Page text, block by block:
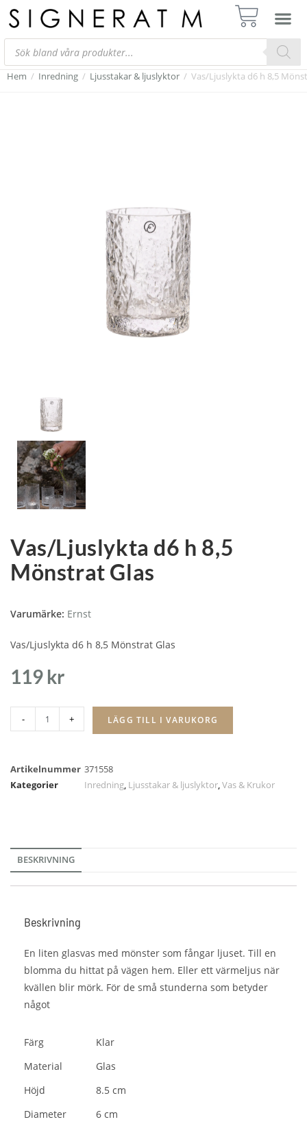
Hem / Inredning / Ljusstakar & ljuslyktor / Vas/Ljuslykta d6 h 8,5
Vas/Ljuslykta d6 h 8,5
Mönstrat Glas
Varumärke: Ernst
Vas/Ljuslykta d6 h 8,5 Mönstrat Glas
119 kr
- + LÄGG TILL I VARUKORG
Artikelnummer 371558
Kategorier
Inredning, Ljusstakar & ljuslyktor,Vas & Krukor
BESKRIVNING
Beskrivning
En liten glasvas med mönster som fångar ljuset. Till en
blomma du hittat på vägen hem. Eller ett värmeljus när
kvällen blir mörk. För de små stunderna som betyder
något
Färg
Klar
Material
Glas
Höjd
8.5 cm
Diameter
6 cm